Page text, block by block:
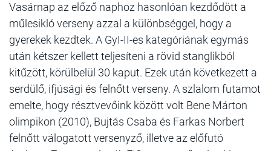
Vasárnap az előző naphoz hasonlóan kezdődött a
műlesikló verseny azzal a különbséggel, hogy a
gyerekek kezdtek. A GyI-II-es kategóriának egymás
után kétszer kellett teljesíteni a rövid stanglikból
kitűzött, körülbelül 30 kaput. Ezek után következett a
serdülő, ifjúsági és felnőtt verseny. A szlalom futamot
emelte, hogy résztvevőink között volt Bene Márton
olimpikon (2010), Bujtás Csaba és Farkas Norbert
felnőtt válogatott versenyző, illetve az előfutó